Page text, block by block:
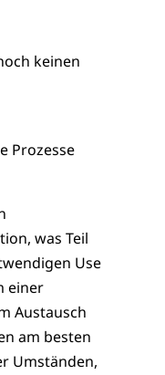
keinen
Prozesse
was Teil
Use
einer
Austausch
am besten
Umständen,